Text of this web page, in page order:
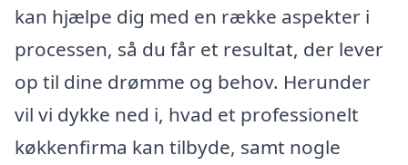
kan hjælpe dig med en række aspekter i
processen, så du får et resultat, der lever
op til dine drømme og behov. Herunder
vil vi dykke ned i, hvad et professionelt
køkkenfirma kan tilbyde, samt nogle